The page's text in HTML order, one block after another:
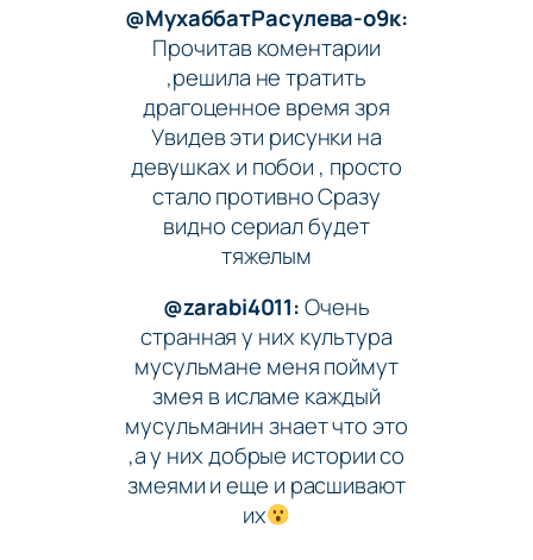
@МухаббатРасулева-о9к:
Прочитав коментарии
,решила не тратить
драгоценное время зря
Увидев эти рисунки на
девушках и побои , просто
стало противно Сразу
видно сериал будет
тяжелым
@zarabi4011:Очень
странная у них культура
мусульмане меня поймут
змея в исламе каждый
мусульманин знает что это
,а у них добрые истории со
змеями и еще и расшивают
их